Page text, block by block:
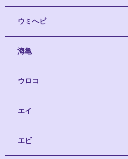
ウミヘビ
海亀
ウロコ
エイ
エビ